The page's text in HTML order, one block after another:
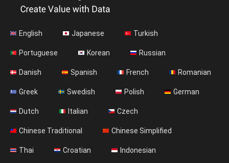
English Japanese Turkish
Portuguese Korean Russian
Danish Spanish French Romanian
Greek Swedish Polish German
Dutch Italian Czech
Chinese Traditional Chinese Simplified
Thai Croatian Indonesian